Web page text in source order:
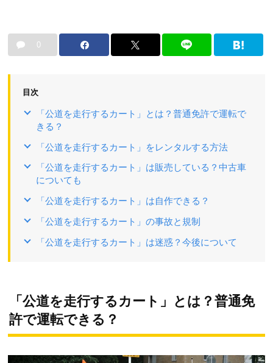
0
目次
「公道を走行するカート」とは？普通免許で運転で
きる？
「公道を走行するカート」をレンタルする方法
「公道を走行するカート」は販売している？中古車
についても
「公道を走行するカート」は自作できる？
「公道を走行するカート」の事故と規制
「公道を走行するカート」は迷惑？今後について
「公道を走行するカート」とは？普通免
許で運転できる？